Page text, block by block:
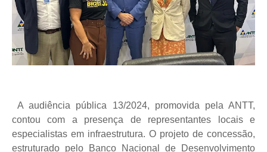
A audiência pública 13/2024, promovida pela ANTT,
contou com a presença de representantes locais e
especialistas em infraestrutura. O projeto de concessão,
estruturado pelo Banco Nacional de Desenvolvimento